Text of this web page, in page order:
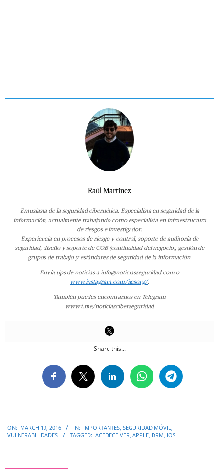
Raúl Martínez
Entusiasta de la seguridad cibernética. Especialista en seguridad de la
información, actualmente trabajando como especialista en infraestructura
de riesgos e investigador.
Experiencia en procesos de riesgo y control, soporte de auditoría de
seguridad, diseño y soporte de COB (continuidad del negocio), gestión de
grupos de trabajo y estándares de seguridad de la información.
Envía tips de noticias a info@noticiasseguridad.com o
www.instagram.com/iicsorg/.
También puedes encontrarnos en Telegram
www.t.me/noticiasciberseguridad
Share this...
03-
ON: MARCH 19, 2016 IN: IMPORTANTES SEGURIDAD MÓVIL
VULNERABILIDADES
TAGGED: ACEDECEIVER APPLE DRM IOS